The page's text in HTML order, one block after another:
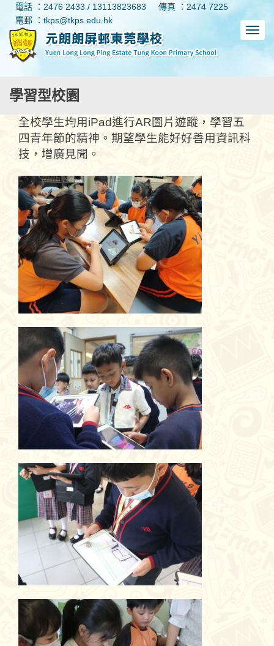
電話 ：2476 2433 / 13113823683
傳真 ：2474 7225
電郵 ：tkps@tkps.edu.hk
學習型校園
全校學生均用iPad進行AR圖片遊蹤，學習五
四青年節的精神。期望學生能好好善用資訊科
技，增廣見聞。